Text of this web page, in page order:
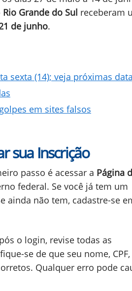
Rio Grande do Sul receberam
de junho.
sexta (14); veja próximas